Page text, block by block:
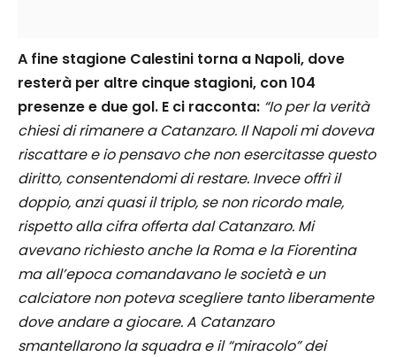
A fine stagione Calestini torna a Napoli, dove
resterà per altre cinque stagioni, con 104
presenze e due gol. E ci racconta: “Io per la verità
chiesi di rimanere a Catanzaro. Il Napoli mi doveva
riscattare e io pensavo che non esercitasse questo
diritto, consentendomi di restare. Invece offrì il
doppio, anzi quasi il triplo, se non ricordo male,
rispetto alla cifra offerta dal Catanzaro. Mi
avevano richiesto anche la Roma e la Fiorentina
ma all’epoca comandavano le società e un
calciatore non poteva scegliere tanto liberamente
dove andare a giocare. A Catanzaro
smantellarono la squadra e il “miracolo” dei